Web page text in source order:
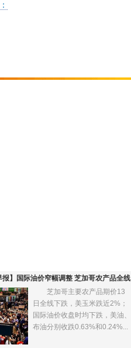
报】国际油价窄幅调整 芝加哥农产品全线
芝加哥主要农产品期价13
日全线下跌，美玉米跌近2%；
国际油价收盘时均下跌，美油、
布油分别收跌0.63%和0.24%...